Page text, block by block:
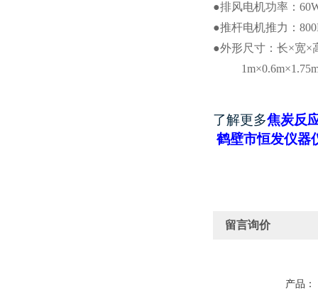
●排风电机功率：
●推杆电机推力：
●外形尺寸：长×宽×
1m×0.6m
了解更多焦炭反
鹤壁市恒发仪器
留言询价
产品：